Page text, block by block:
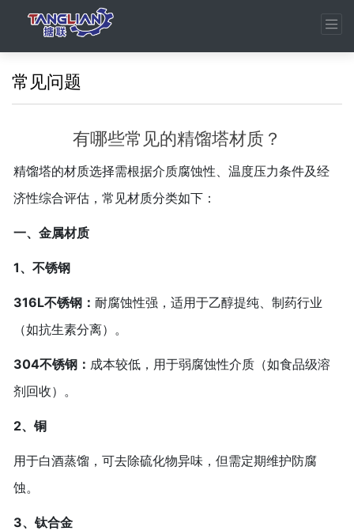
常见问题
有哪些常见的精馏塔材质？
精馏塔的材质选择需根据‌介质腐蚀性、温度压力条件‌及‌经
济性‌综合评估，常见材质分类如下：
一、金属材质‌
1、不锈钢‌
316L不锈钢‌： 耐腐蚀性强，适用于乙醇提纯、制药行业
（如抗生素分离）。
304不锈钢‌： 成本较低，用于弱腐蚀性介质（如食品级溶
剂回收）。
2、铜‌
用于白酒蒸馏，可去除硫化物异味，但需定期维护防腐
蚀。
3、钛合金‌